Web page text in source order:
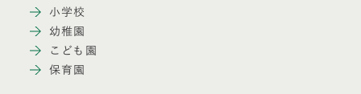
小学校
幼稚園
こども園
保育園